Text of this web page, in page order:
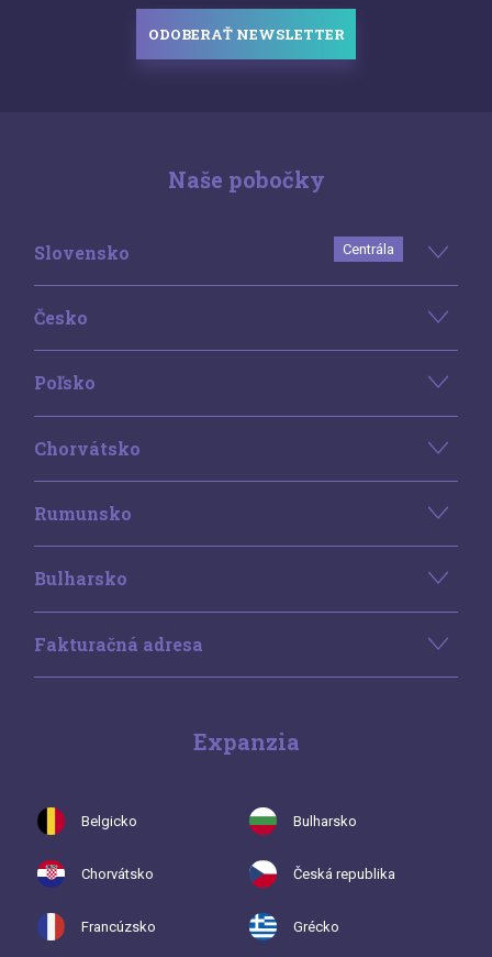
ODOBERAŤ NEWSLETTER
Naše pobočky
Slovensko Centrála
Česko
Poľsko
Chorvátsko
Rumunsko
Bulharsko
Fakturačná adresa
Expanzia
Belgicko Bulharsko
Chorvátsko Česká republika
Francúzsko Grécko